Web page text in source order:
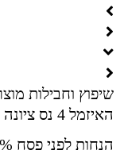
שיפוץ וחבילות
האיזמל 4 נס ציונה